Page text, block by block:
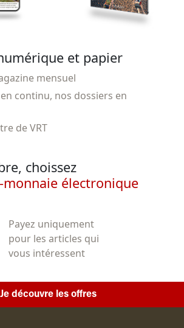
et papier
mensuel
continu, nos dossiers en
de VRT
choissez
électronique
Payez uniquement
pour les articles qui
vous intéressent
Je découvre les offres